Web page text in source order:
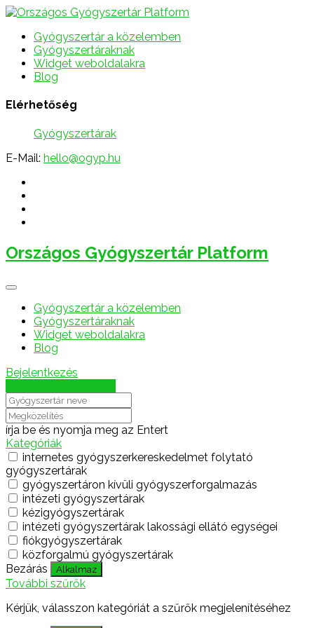
Gyógyszertár a közelemben
Gyógyszertáraknak
Widget weboldalakra
Blog
Elérhetőség
Gyógyszertárak
E-Mail: hello@ogyp.hu
Országos Gyógyszertár Platform
Gyógyszertár a közelemben
Gyógyszertáraknak
Widget weboldalakra
Blog
Bejelentkezés
írja be és nyomja meg az Entert
Kategóriák
internetes gyógyszerkereskedelmet folytató
gyógyszertárak
gyógyszertáron kívüli gyógyszerforgalmazás
intézeti gyógyszertárak
kézigyógyszertárak
intézeti gyógyszertárak lakossági ellátó egységei
fiókgyógyszertárak
közforgalmú gyógyszertárak
Bezárás
Alkalmaz
További szűrők
Kérjük, válasszon kategóriát a szűrők megjelenítéséhez